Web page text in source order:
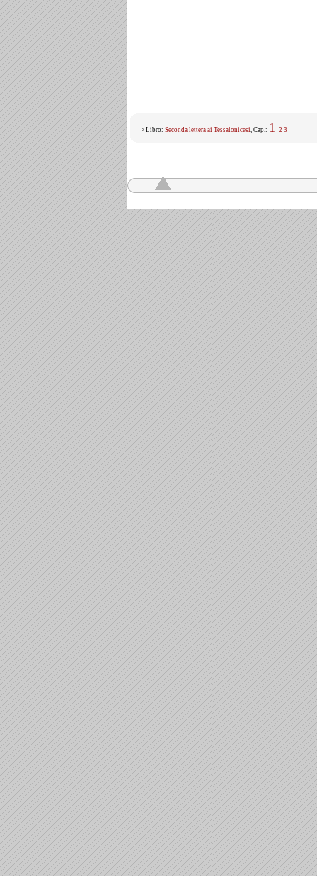
> Libro: Seconda lettera ai Tessalonicesi, Cap.: 1 2 3